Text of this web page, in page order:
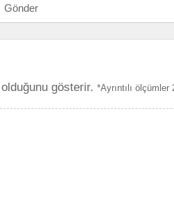
Gönder
gösterir. *Ayrıntılı ölçümler